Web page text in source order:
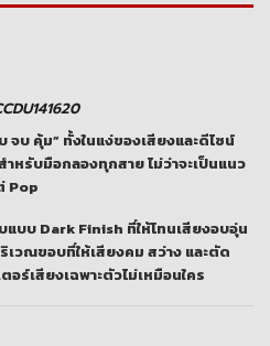
บ คุ้ม” ทั้งในแง่ของเสียงและดีไซน์
หรับมือกลองทุกสาย ไม่ว่าจะเป็นแนว
Pop
แบบ Dark Finish ที่ให้โทนเสียงอบอุ่น
เวณขอบที่ให้เสียงคม สว่าง และตัด
ร์เสียงเฉพาะตัวไม่เหมือนใคร